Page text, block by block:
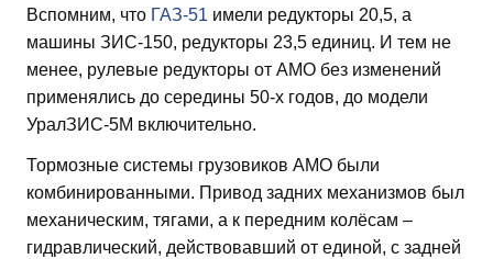
Вспомним, что ГАЗ-51 имели редукторы 20,5, а
машины ЗИС-150, редукторы 23,5 единиц. И тем не
менее, рулевые редукторы от АМО без изменений
применялись до середины 50-х годов, до модели
УралЗИС-5М включительно.
Тормозные системы грузовиков АМО были
комбинированными. Привод задних механизмов был
механическим, тягами, а к передним колёсам –
гидравлический, действовавший от единой, с задней